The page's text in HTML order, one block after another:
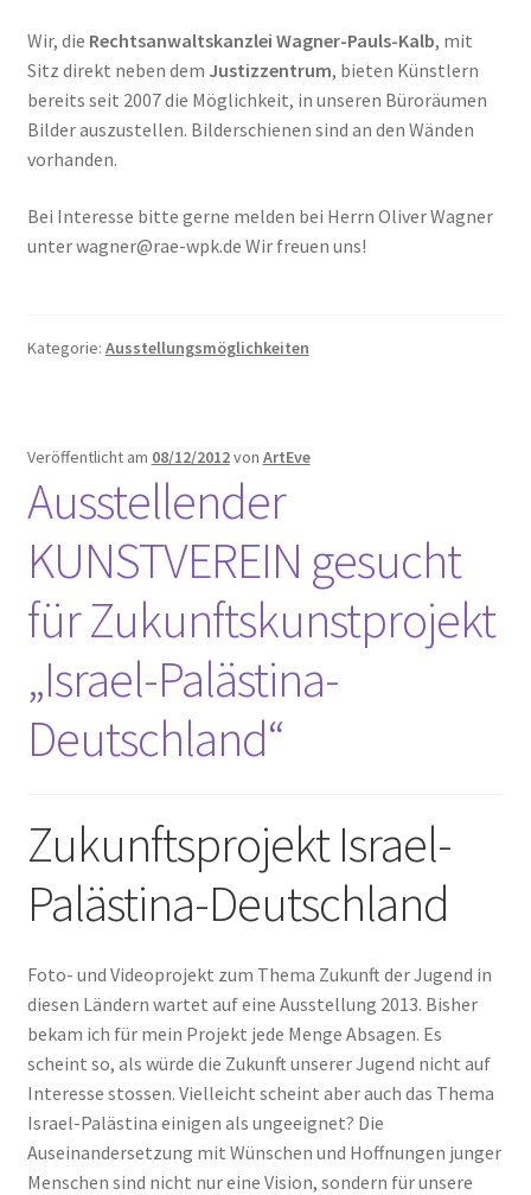
Wir, die Rechtsanwaltskanzlei Wagner-Pauls-Kalb, mit
Sitz direkt neben dem Justizzentrum, bieten Künstlern
bereits seit 2007 die Möglichkeit, in unseren Büroräumen
Bilder auszustellen. Bilderschienen sind an den Wänden
vorhanden.
Bei Interesse bitte gerne melden bei Herrn Oliver Wagner
unter wagner@rae-wpk.de Wir freuen uns!
Kategorie: Ausstellungsmöglichkeiten
Veröffentlicht am 08/12/2012von ArtEve
Ausstellender
KUNSTVEREIN gesucht
für Zukunftskunstprojekt
„Israel-Palästina-
Deutschland“
Zukunftsprojekt Israel-
Palästina-Deutschland
Foto- und Videoprojekt zum Thema Zukunft der Jugend in
diesen Ländern wartet auf eine Ausstellung 2013. Bisher
bekam ich für mein Projekt jede Menge Absagen. Es
scheint so, als würde die Zukunft unserer Jugend nicht auf
Interesse stossen. Vielleicht scheint aber auch das Thema
Israel-Palästina einigen als ungeeignet? Die
Auseinandersetzung mit Wünschen und Hoffnungen junger
Menschen sind nicht nur eine Vision, sondern für unsere